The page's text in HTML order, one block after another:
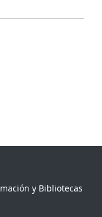
y Bibliotecas